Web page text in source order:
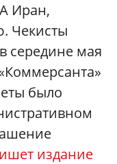
Иран,
Чекисты
середине мая
было
издание